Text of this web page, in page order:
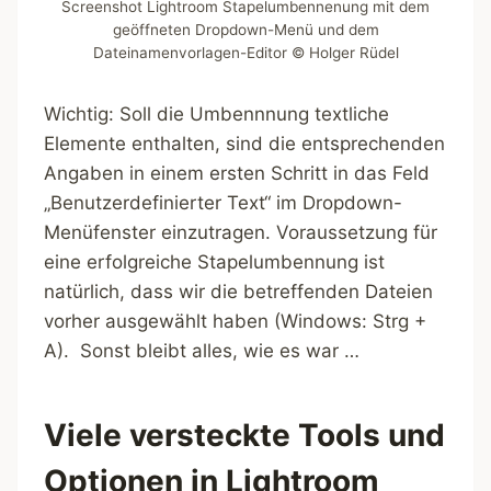
Screenshot Lightroom Stapelumbennenung mit dem
geöffneten Dropdown-Menü und dem
Dateinamenvorlagen-Editor © Holger Rüdel
Wichtig: Soll die Umbennnung textliche
Elemente enthalten, sind die entsprechenden
Angaben in einem ersten Schritt in das Feld
„Benutzerdefinierter Text“ im Dropdown-
Menüfenster einzutragen. Voraussetzung für
eine erfolgreiche Stapelumbennung ist
natürlich, dass wir die betreffenden Dateien
vorher ausgewählt haben (Windows: Strg +
A). Sonst bleibt alles, wie es war …
Viele versteckte Tools und
Optionen in Lightroom